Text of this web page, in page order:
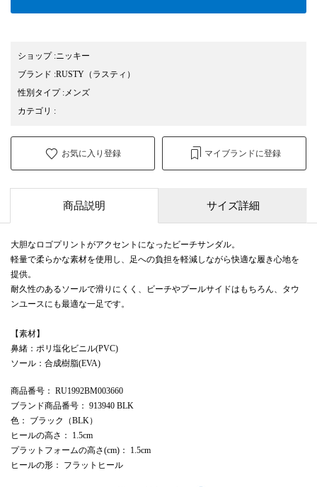
ショップ:ニッキー
ブランド :RUSTY （ラスティ）
性別タイプ: メンズ
カテゴリ :
お気に入り登録 マイブランドに登録
商品説明 サイズ詳細
大胆なロゴプリントがアクセントになったビーチサンダル。
軽量で柔らかな素材を使用し、足への負担を軽減しながら快適な履き心地を
提供。
耐久性のあるソールで滑りにくく、ビーチやプールサイドはもちろん、タウ
ンユースにも最適な一足です。
【素材】
鼻緒：ポリ塩化ビニル(PVC)
ソール：合成樹脂(EVA)
商品番号 ： RU1992BM003660
ブランド商品番号 ： 913940 BLK
色 ： ブラック（BLK）
ヒールの高さ ： 1.5cm
プラットフォームの高さ(cm) ： 1.5cm
ヒールの形 ： フラットヒール